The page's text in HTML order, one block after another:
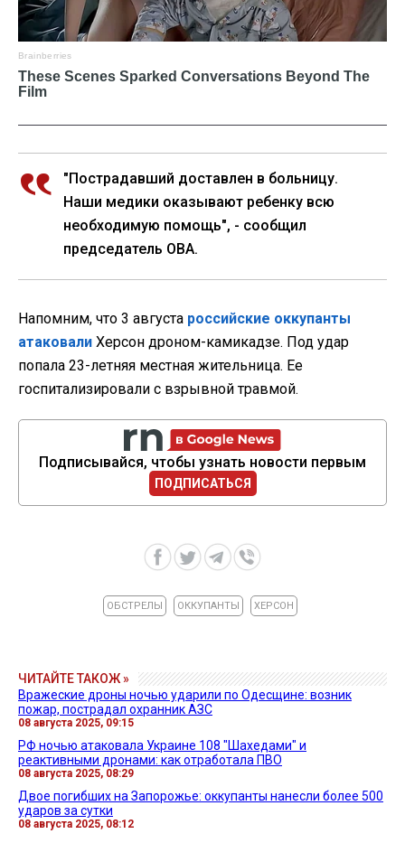
"Пострадавший доставлен в больницу.
Наши медики оказывают ребенку всю
необходимую помощь", - сообщил
председатель ОВА.
Напомним, что 3 августа российские оккупанты
атаковали Херсон дроном-камикадзе. Под удар
попала 23-летняя местная жительница. Ее
госпитализировали с взрывной травмой.
Подписывайся, чтобы узнать новости первым
ПОДПИСАТЬСЯ
ОБСТРЕЛЫ ОККУПАНТЫ ХЕРСОН
ЧИТАЙТЕ ТАКОЖ »
Вражеские дроны ночью ударили по Одесщине: возник
пожар, пострадал охранник АЗС
08 августа 2025, 09:15
РФ ночью атаковала Украине 108 "Шахедами" и
реактивными дронами: как отработала ПВО
08 августа 2025, 08:29
Двое погибших на Запорожье: оккупанты нанесли более 500
ударов за сутки
08 августа 2025, 08:12